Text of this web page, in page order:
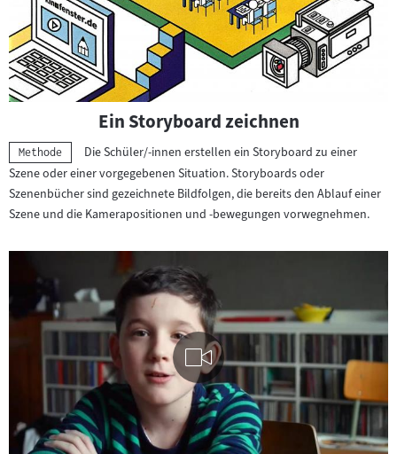
Ein Storyboard zeichnen
Kategorie:
Methode
Die Schüler/-innen erstellen ein Storyboard zu einer
Szene oder einer vorgegebenen Situation. Storyboards oder
Szenenbücher sind gezeichnete Bildfolgen, die bereits den Ablauf einer
Szene und die Kamerapositionen und -bewegungen vorwegnehmen.